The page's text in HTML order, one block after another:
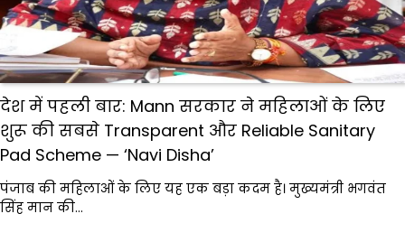
देश में पहली बार: Mann सरकार ने महिलाओं के लिए
शुरू की सबसे Transparent और Reliable Sanitary
Pad Scheme — ‘Navi Disha’
पंजाब की महिलाओं के लिए यह एक बड़ा कदम है। मुख्यमंत्री भगवंत
सिंह मान की…